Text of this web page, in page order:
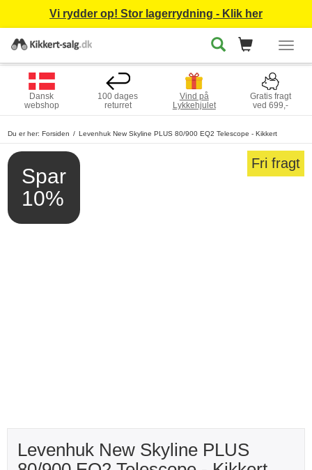
Vi rydder op! Stor lagerrydning - Klik her
Dansk
webshop
100 dages
returret
Vind på
Lykkehjulet
Gratis fragt
ved 699,-
Du er her: Forsiden Levenhuk New Skyline PLUS 80/900 EQ2 Telescope - Kikkert
Spar
10%
Fri fragt
Levenhuk New Skyline PLUS